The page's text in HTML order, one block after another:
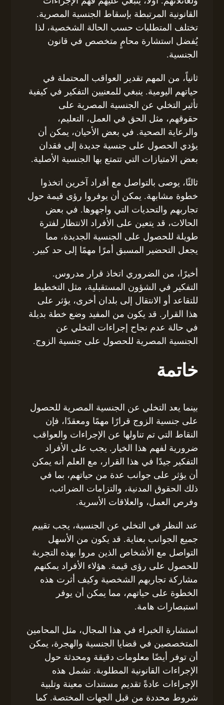
القانونية المرتبطة بإسقاط الجنسية المصرية.
تختلف المتطلبات حسب الحالة الشخصية، لذا
يُفضل استشارة محامٍ متخصص في قانون
الجنسية.
ثانياً، من المهم تقدير العواقب المحتملة في
حياتهم اليومية. ينبغي للمعنيين التفكير في كيفية
تأثير التخلي عن الجنسية المصرية على
حقوقهم، مثل الحق في العمل، التعليم،
والرعاية الصحية. في بعض الأحيان، يمكن أن
يؤدي الحصول على جنسية جديدة إلى فقدان
بعض الامتيازات التي تتمتع بها الجنسية الأصلية.
ثالثًا، يوصى بالتواصل مع أفراد آخرين اتخذوا
خطوة مشابهة. يمكن أن يوفروا رؤى قيمة حول
تجاربهم والتحديات التي واجهوها. في بعض
الحالات، قد يتعين على الأفراد الانتظار لفترة
طويلة للحصول على الجنسية الجديدة، مما
يجعل التحضير المسبق أمرًا مهمًا إلى حد كبير.
أخيرًا، من الضروري اتخاذ قرار مدروس.
التفكير في الشؤون المستقبلية، مثل التخطيط
للتقاعد أو الانتقال إلى بلدان أخرى، يؤثر على
هذا القرار. قد يكون من المفيد وضع خطة بديلة
في حالة عدم نجاح إجراءات التخلي عن
الجنسية المصرية للحصول على جنسية الزوج.
خاتمة
بينما يعد التخلي عن الجنسية المصرية للحصول
على جنسية الزوج قرارًا مهمًا ومعقدًا، فإن
النقاط التي تم تناولها عن الإجراءات والعواقب
ضرورية لفهم هذا الخيار. يجب على الأفراد
التفكير جيدًا في هذا القرار، مع العلم أنه يمكن
أن يؤثر على جوانب عدة من حياتهم، بما في
ذلك الحقوق المدنية، والتزامات الضرائب،
وفرص العمل، والعلاقات الأسرية.
عند النظر في التخلي عن الجنسية، يجب تقييم
جميع الجوانب بعناية. قد يكون من الأسهل
التواصل مع الأشخاص الذين مروا بهذه التجربة
للحصول على رؤى قيمة. هؤلاء الأفراد يمكنهم
مشاركة تجاربهم الشخصية وكيف أثرت هذه
الخطوة على حياتهم، مما يمكن أن يوفر
استبصارات هامة.
استشارة الخبراء في هذا المجال، مثل المحامين
المتخصصين في قضايا الجنسية والهجرة، يمكن
أن توفر أيضًا معلومات دقيقة ومحدثة حول
الإجراءات القانونية المطلوبة. تشمل هذه
الإجراءات عادةً تقديم مستندات معينة وتلبية
شروط محددة من قبل الجهات المختصة. كما